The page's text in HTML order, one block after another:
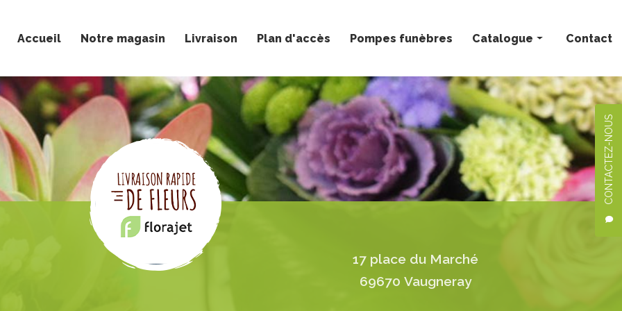
CONTACTEZ-NOUS
Accueil Notre magasin Livraison Plan d'accès Pompes funèbres Catalogue
Bouquets personnalisés
Compositions florales
Deuil
Mariage
Plantes
Contact
17 place du Marché
69670 Vaugneray